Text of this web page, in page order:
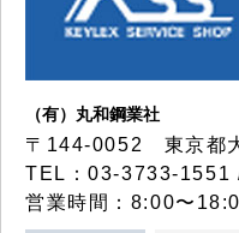
（有）丸和鋼業社
〒144-0052 東京都
TEL：03-3733-1551
営業時間：8:00〜